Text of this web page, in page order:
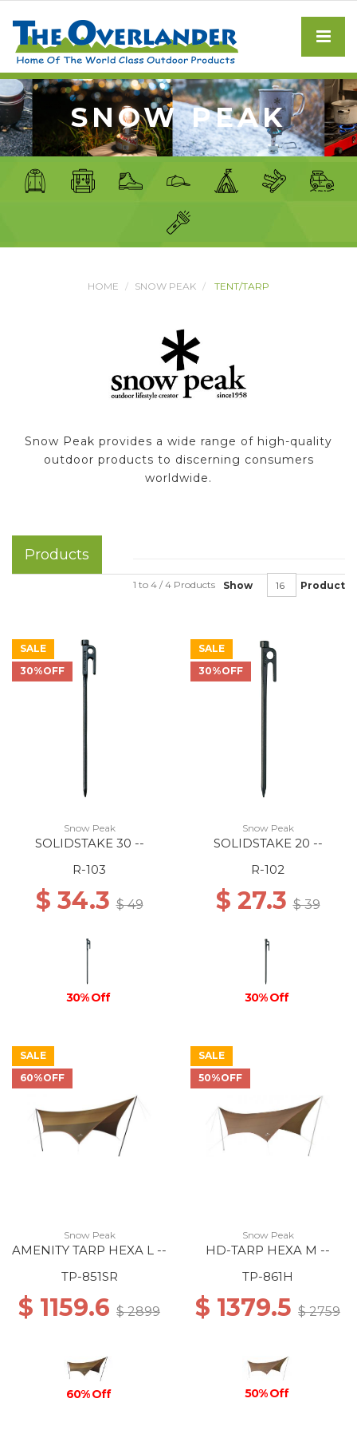
SNOW PEAK
HOME SNOW PEAK TENT/TARP
Snow Peak provides a wide range of high-quality
outdoor products to discerning consumers
worldwide.
Products
Show Product
1 to 4 / 4 Products
SALE
30%OFF
Snow Peak
SOLIDSTAKE 30 --
R-103
$ 34.3$ 49
30% Off
SALE
30%OFF
Snow Peak
SOLIDSTAKE 20 --
R-102
$ 27.3$ 39
30% Off
SALE
60%OFF
Snow Peak
AMENITY TARP HEXA L --
TP-851SR
$ 1159.6 $ 2899
60% Off
SALE
50%OFF
Snow Peak
HD-TARP HEXA M --
TP-861H
$ 1379.5 $ 2759
50% Off